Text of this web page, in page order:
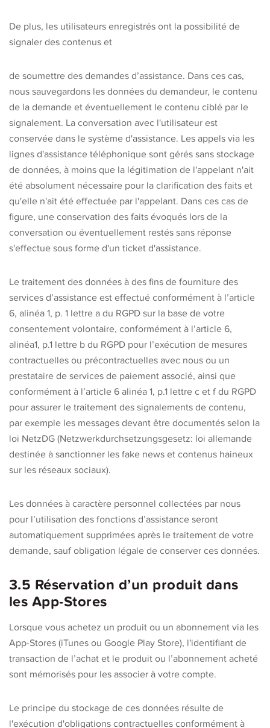
De plus, les utilisateurs enregistrés ont la possibilité de
signaler des contenus et
de soumettre des demandes d’assistance. Dans ces cas,
nous sauvegardons les données du demandeur, le contenu
de la demande et éventuellement le contenu ciblé par le
signalement. La conversation avec l'utilisateur est
conservée dans le système d'assistance. Les appels via les
lignes d'assistance téléphonique sont gérés sans stockage
de données, à moins que la légitimation de l'appelant n'ait
été absolument nécessaire pour la clarification des faits et
qu'elle n'ait été effectuée par l'appelant. Dans ces cas de
figure, une conservation des faits évoqués lors de la
conversation ou éventuellement restés sans réponse
s'effectue sous forme d'un ticket d'assistance.
Le traitement des données à des fins de fourniture des
services d’assistance est effectué conformément à l’article
6, alinéa 1, p. 1 lettre a du RGPD sur la base de votre
consentement volontaire, conformément à l’article 6,
alinéa1, p.1 lettre b du RGPD pour l’exécution de mesures
contractuelles ou précontractuelles avec nous ou un
prestataire de services de paiement associé, ainsi que
conformément à l’article 6 alinéa 1, p.1 lettre c et f du RGPD
pour assurer le traitement des signalements de contenu,
par exemple les messages devant être documentés selon la
loi NetzDG (Netzwerkdurchsetzungsgesetz: loi allemande
destinée à sanctionner les fake news et contenus haineux
sur les réseaux sociaux).
Les données à caractère personnel collectées par nous
pour l’utilisation des fonctions d’assistance seront
automatiquement supprimées après le traitement de votre
demande, sauf obligation légale de conserver ces données.
3.5 Réservation d’un produit dans
les App-Stores
Lorsque vous achetez un produit ou un abonnement via les
App-Stores (iTunes ou Google Play Store), l'identifiant de
transaction de l’achat et le produit ou l’abonnement acheté
sont mémorisés pour les associer à votre compte.
Le principe du stockage de ces données résulte de
l'exécution d'obligations contractuelles conformément à